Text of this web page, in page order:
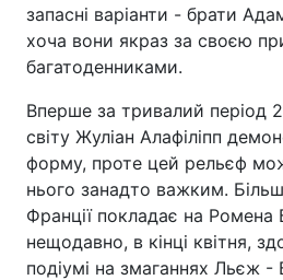
запасні варіанти - брати
хоча вони якраз за своєю
багатоденниками.
Вперше за тривалий період
світу Жуліан Алафіліпп
форму, проте цей рельєф
нього занадто важким.
Франції покладає на Ромена
нещодавно, в кінці квітня,
подіумі на змаганнях Льєж